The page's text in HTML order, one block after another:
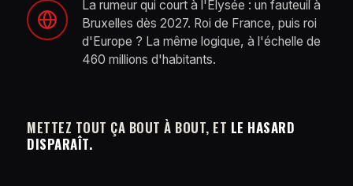
La rumeur qui court à l'Élysée : un fauteuil à
Bruxelles dès 2027. Roi de France, puis roi
d'Europe ? La même logique, à l'échelle de
460 millions d'habitants.
METTEZ TOUT ÇA BOUT À BOUT, ET LE HASARD
DISPARAÎT.